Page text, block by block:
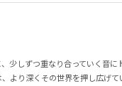
少しずつ重なり合っていく音に
より深くその世界を押し広げて